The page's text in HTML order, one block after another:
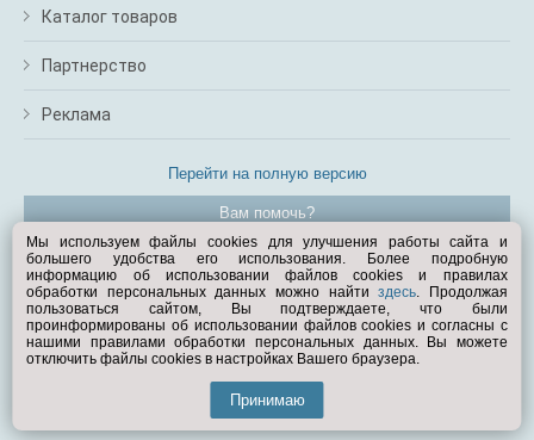
Каталог товаров
Партнерство
Реклама
Перейти на полную версию
Вам помочь?
© Exist.ru 1998—2026
Мы используем файлы cookies для улучшения работы сайта и
большего удобства его использования. Более подробную
информацию об использовании файлов cookies и правилах
обработки персональных данных можно найтиздесь. Продолжая
пользоваться сайтом, Вы подтверждаете, что были
проинформированы об использовании файлов cookies и согласны с
нашими правилами обработки персональных данных. Вы можете
отключить файлы cookies в настройках Вашего браузера.
Принимаю